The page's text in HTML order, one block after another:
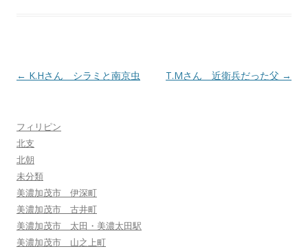
投
ビ
ゲ
ー
シ
ョ
ン
← K.Hさん シラミと南京虫 T.Mさん 近衛兵だった父 →
フィリピン
北支
北朝
未分類
美濃加茂市 伊深町
美濃加茂市 古井町
美濃加茂市 太田・美濃太田駅
美濃加茂市 山之上町